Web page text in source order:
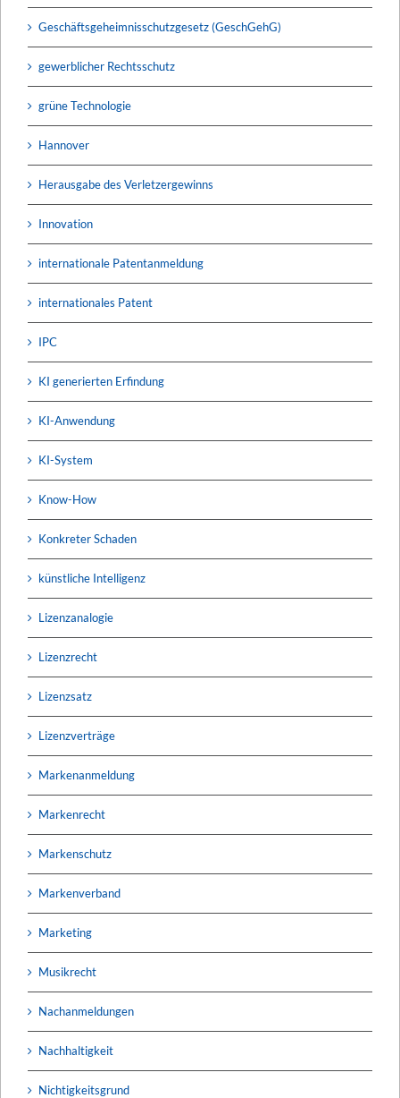
Geschäftsgeheimnisschutzgesetz (GeschGehG)
gewerblicher Rechtsschutz
grüne Technologie
Hannover
Herausgabe des Verletzergewinns
Innovation
internationale Patentanmeldung
internationales Patent
IPC
KI generierten Erfindung
KI-Anwendung
KI-System
Know-How
Konkreter Schaden
künstliche Intelligenz
Lizenzanalogie
Lizenzrecht
Lizenzsatz
Lizenzverträge
Markenanmeldung
Markenrecht
Markenschutz
Markenverband
Marketing
Musikrecht
Nachanmeldungen
Nachhaltigkeit
Nichtigkeitsgrund